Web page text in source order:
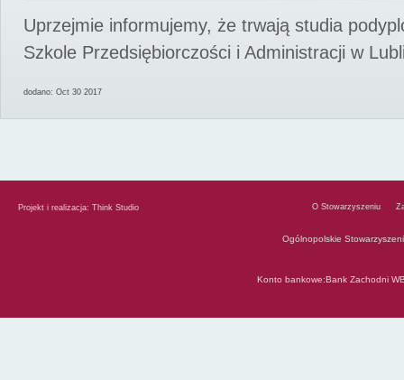
Uprzejmie informujemy, że trwają studia
Szkole Przedsiębiorczości i Administracji w
dodano: Oct 30 2017
Projekt i realizacja: Think Studio O Stowarzyszeniu
Ogólnopolskie
Konto bankowe:Bank Zachodni